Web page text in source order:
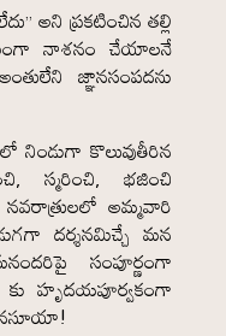
అని ప్రకటించిన తల్లి
నాశనం చేయాలనే
జ్ఞానసంపదను
కొలువుతీరిన
స్మరించి, భజించి
అమ్మవారి
దర్శనమిచ్చే మన
సంపూర్ణంగా
కు హృదయపూర్వకంగా